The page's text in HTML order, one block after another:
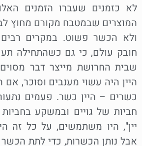
לא כזמנים שעברו הזמנים
המוצרים שבמטבח מקורם מחוץ
ולא הכשר פשוט. במקרים רבים
חובק עולם, כי גם כשהתחילה
שבית החרושת מייצר דבר
היין היה עשוי מענבים וסוכר, אם
כשרים – היין כשר. פעמים
חביות של גויים ובמשקע
יין", היו משתמשים, על כל זה
אבל נותן הכשרות, כדי לתת